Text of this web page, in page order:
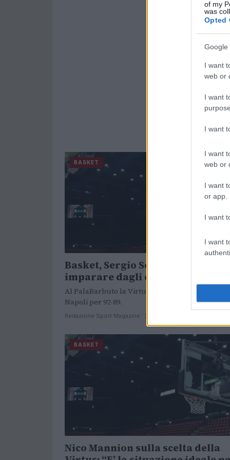
of my
was
Opted
Google
I want
web or
I want
I want
I want
web or
I want
or app.
I want
I want
BASKET
Basket, Sergio Scariolo: “Bisogna
imparare dagli errori”
Al PalaBarbuto la Virtus Bologna ha perso
Napoli per 92-89.
Redazione Sport Magazine · 24 Ott 2021
BASKET
Nico Mannion sulla scelta della